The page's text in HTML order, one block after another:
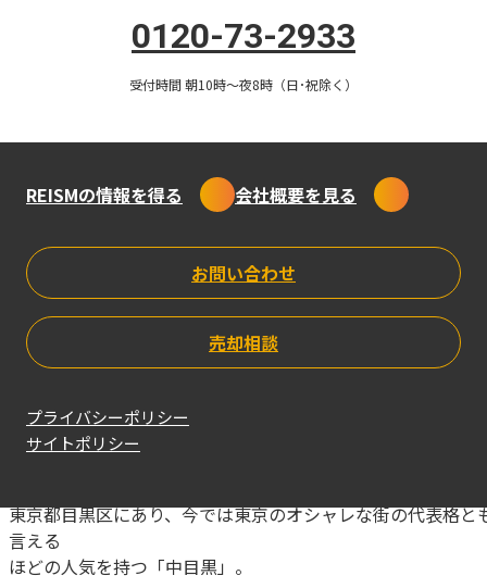
0120-73-2933
受付時間 朝10時〜夜8時（日･祝除く）
REISMの情報を得る 会社概要を見る
お問い合わせ
売却相談
プライバシーポリシー
サイトポリシー
抜群な街『中目黒』
「中目黒」エリアの特徴
都心で働く単身者に人気のオシャレで洗練された街
単身需要は高いが、変動が大きく、希少性や差別化が求めら
る賃貸市場
２線利用可能な高い交通利便性
高層タワーと穏やかな住宅街が溶け込む街並み
東京都目黒区にあり、今では東京のオシャレな街の代表格と
言える
ほどの人気を持つ「中目黒」。